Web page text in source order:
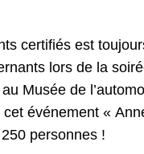
certifiés est
lors de la
Musée de
événement «
personnes !